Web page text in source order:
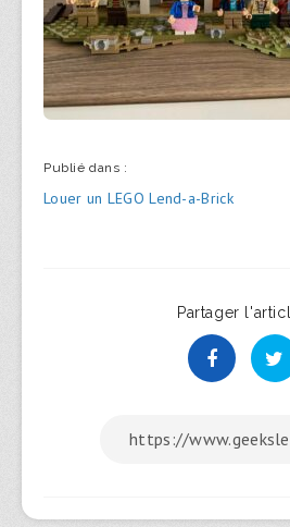
Publié dans :
Navigation
Louer un LEGO Lend-a-Brick
Partager